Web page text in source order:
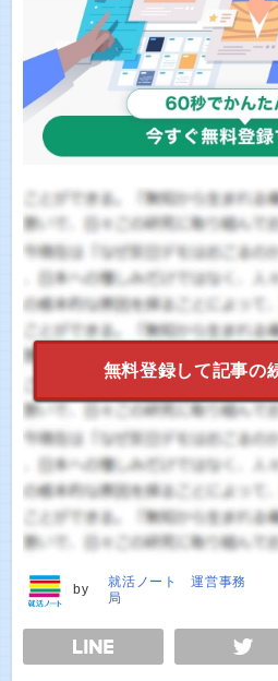
無料登録して記事の
by
就活ノート 運営事務
局
TWEET